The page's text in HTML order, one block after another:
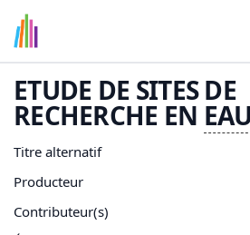
ETUDE DE SITES DE
RECHERCHE EN EAU
Titre alternatif
Producteur
Contributeur(s)